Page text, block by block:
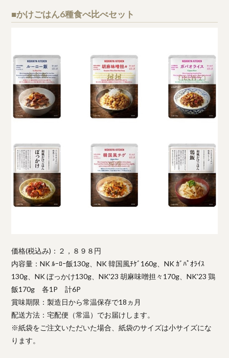
■かけごはん6種食べ比べセット
価格(税込み)：２，８９８円
内容量：NK ﾙｰﾛｰ飯130g、NK 韓国風ﾁｹﾞ160g、NK ｶﾞﾊﾟｵﾗｲｽ
130g、NK ぼっかけ130g、NK'23 胡麻味噌担々170g、NK'23 鶏
飯170g 各1P 計6P
賞味期限：製造日から常温保存で18ヵ月
配送方法：宅配便（常温）でお届けします。
※紙袋をご注文いただいた場合、紙袋のサイズは小サイズにな
ります。